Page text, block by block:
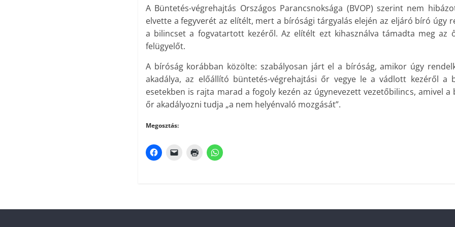
A Büntetés-végrehajtás Országos Parancsnoksága (BVOP) szerint nem
elvette a fegyverét az elítélt, mert a bírósági tárgyalás elején az eljáró bíró úgy
a bilincset a fogvatartott kezéről. Az elítélt ezt kihasználva támadta meg az
felügyelőt.
A bíróság korábban közölte: szabályosan járt el a bíróság, amikor úgy
akadálya, az előállító büntetés-végrehajtási őr vegye le a vádlott kezéről a
esetekben is rajta marad a fogoly kezén az úgynevezett vezetőbilincs, amivel a
őr akadályozni tudja „a nem helyénvaló mozgását”.
Megosztás: